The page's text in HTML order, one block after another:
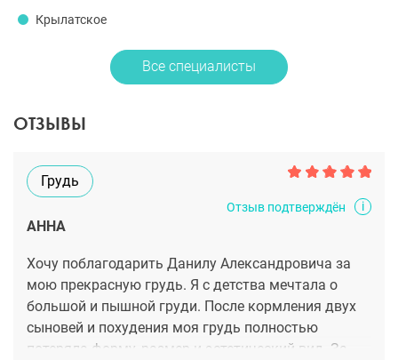
Крылатское
Все специалисты
ОТЗЫВЫ
Отзыв подтверждён i
Грудь
АННА
Хочу поблагодарить Данилу Александровича за
мою прекрасную грудь. Я с детства мечтала о
большой и пышной груди. После кормления двух
сыновей и похудения моя грудь полностью
потеряла форму, размер и эстетический вид. За